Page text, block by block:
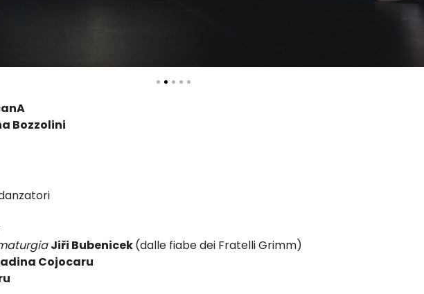
Bozzolini
Jiři Bubenicek(dalle fiabe dei Fratelli Grimm)
Cojocaru